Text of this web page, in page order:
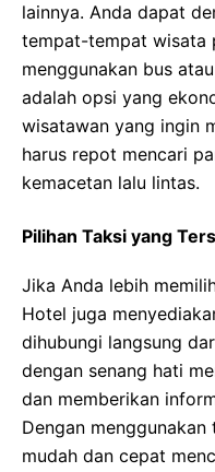
lainnya. Anda dapat
tempat-tempat wisata
menggunakan bus
adalah opsi yang
wisatawan yang ingin
harus repot mencari
kemacetan lalu lintas.
Pilihan Taksi yang
Jika Anda lebih
Hotel juga
dihubungi langsung
dengan senang hati
dan memberikan
Dengan
mudah dan cepat